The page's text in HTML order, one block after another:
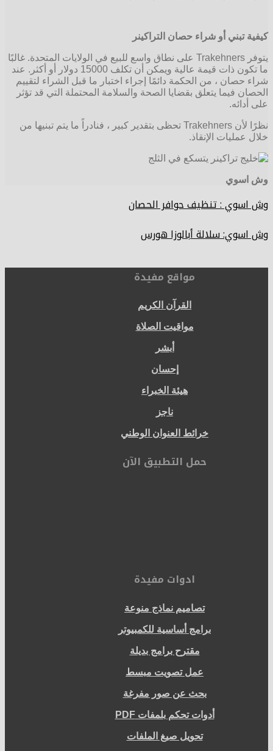
كيفية تبني أو شراء حصان التراكينر
يتوفر Trakehners على نطاق واسع للبيع في الولايات المتحدة. غالبًا
ما تكون ذات قيمة عالية ويمكن أن تكلف 15000 دولار أو أكثر. عند
شراء حصان ، من الحكمة دائمًا إجراء اختبار ما قبل الشراء لتقييم
الحصان فيما يتعلق بقضايا الصحة والسلامة المحتملة التي قد تؤثر
على أدائه.
نظرًا لأن Trakehners تحظى بتقدير كبير ، فنادراً ما يتم تبنيها من
خلال عمليات الإنقاذ.
وش اسوي
وش اسوي : تنظيف حوافر الحصان
وش اسوي: سلالة أبالوزا هورس
مواقع مفيدة
القرآن الكريم
مواقيت الصلاة
أبشر
إحسان
هيئة الخبراء
ناجز
خرائط العنوان الوطني
حمل التطبيق الآن
ادوات مفيدة
تصاميم نماذج منوعة
برامج أساسية للكمبيوتر
مقترح برامج بديلة
عمل تصويت مبسط
بحث عن صور مفرغة
أدوات تحكم بلمفات PDF
تحويل صيغ الملفات